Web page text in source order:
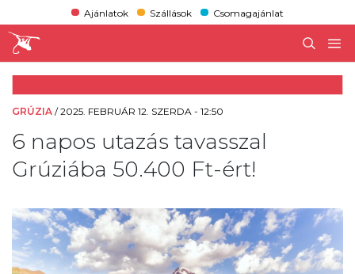
Ajánlatok Szállások Csomagajánlat
GRÚZIA /2025. FEBRUÁR 12. SZERDA - 12:50
6 napos utazás tavasszal
Grúziába 50.400 Ft-ért!